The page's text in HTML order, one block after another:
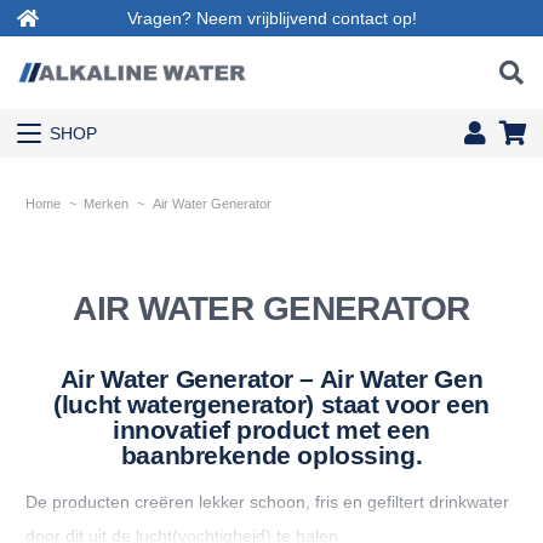
Vragen? Neem vrijblijvend contact op!
SHOP
Home ~ Merken ~ Air Water Generator
AIR WATER GENERATOR
Air Water Generator – Air Water Gen
(lucht watergenerator) staat voor een
innovatief product met een
baanbrekende oplossing.
De producten creëren lekker schoon, fris en gefiltert drinkwater
door dit uit de lucht(vochtigheid) te halen.